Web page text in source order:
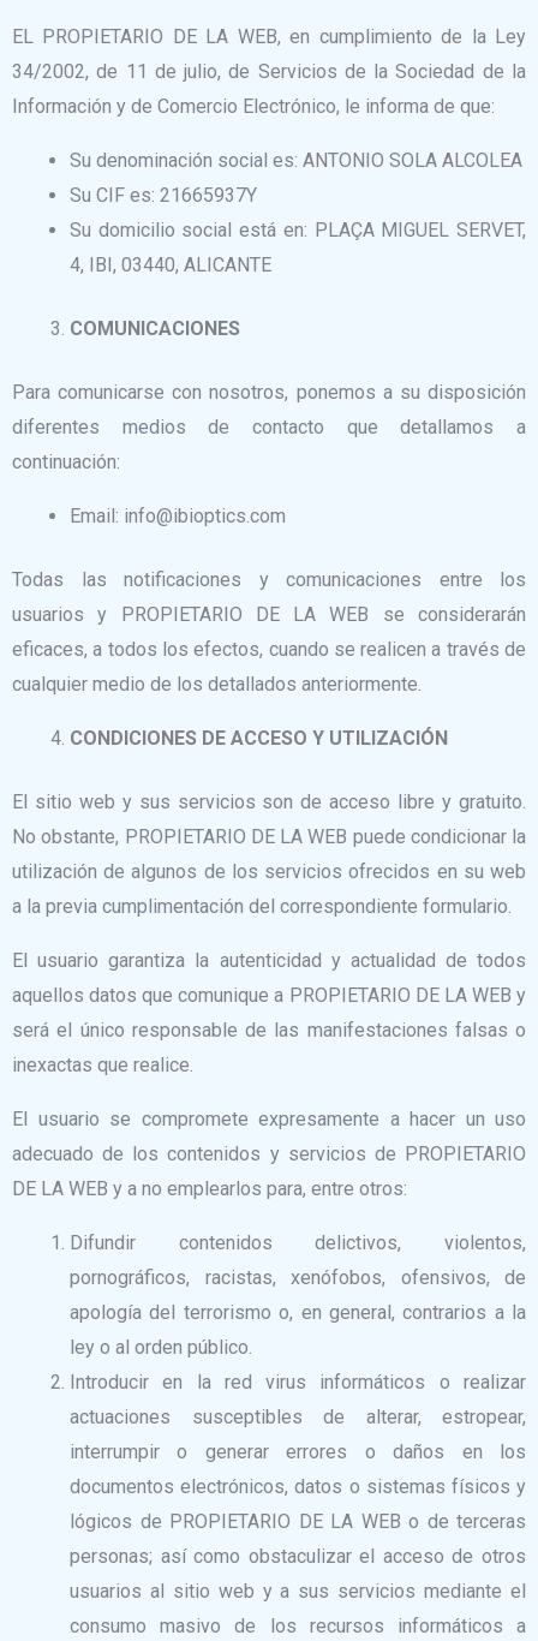
EL PROPIETARIO DE LA WEB, en cumplimiento de la Ley
34/2002, de 11 de julio, de Servicios de la Sociedad de la
Información y de Comercio Electrónico, le informa de que:
Su denominación social es: ANTONIO SOLA ALCOLEA
Su CIF es: 21665937Y
Su domicilio social está en: PLAÇA MIGUEL SERVET,
4, IBI, 03440, ALICANTE
COMUNICACIONES
Para comunicarse con nosotros, ponemos a su disposición
diferentes medios de contacto que detallamos a
continuación:
Email: info@ibioptics.com
Todas las notificaciones y comunicaciones entre los
usuarios y PROPIETARIO DE LA WEB se considerarán
eficaces, a todos los efectos, cuando se realicen a través de
cualquier medio de los detallados anteriormente.
CONDICIONES DE ACCESO Y UTILIZACIÓN
El sitio web y sus servicios son de acceso libre y gratuito.
No obstante, PROPIETARIO DE LA WEB puede condicionar la
utilización de algunos de los servicios ofrecidos en su web
a la previa cumplimentación del correspondiente formulario.
El usuario garantiza la autenticidad y actualidad de todos
aquellos datos que comunique a PROPIETARIO DE LA WEB y
será el único responsable de las manifestaciones falsas o
inexactas que realice.
El usuario se compromete expresamente a hacer un uso
adecuado de los contenidos y servicios de PROPIETARIO
DE LA WEB y a no emplearlos para, entre otros:
Difundir contenidos delictivos, violentos,
pornográficos, racistas, xenófobos, ofensivos, de
apología del terrorismo o, en general, contrarios a la
ley o al orden público.
Introducir en la red virus informáticos o realizar
actuaciones susceptibles de alterar, estropear,
interrumpir o generar errores o daños en los
documentos electrónicos, datos o sistemas físicos y
lógicos de PROPIETARIO DE LA WEB o de terceras
personas; así como obstaculizar el acceso de otros
usuarios al sitio web y a sus servicios mediante el
consumo masivo de los recursos informáticos a